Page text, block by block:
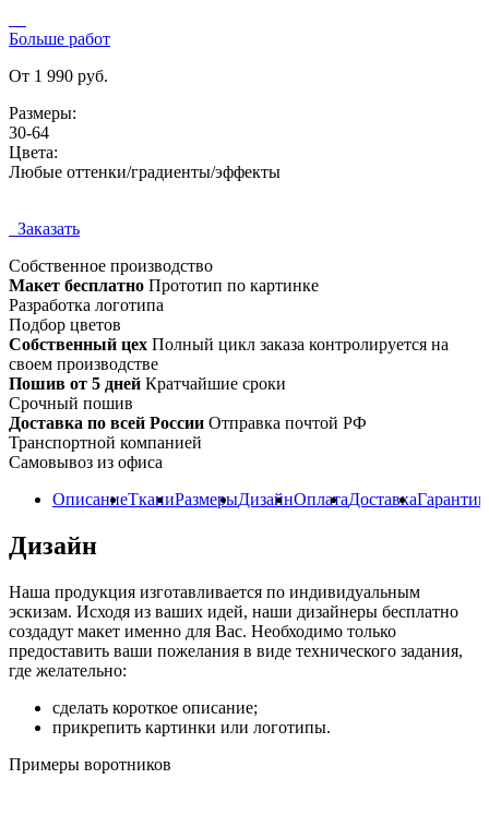
Больше работ
От 1 990 руб.
Размеры:
30-64
Цвета:
Любые оттенки/градиенты/эффекты
Заказать
Собственное производство
Макет бесплатно Прототип по картинке
Разработка логотипа
Подбор цветов
Собственный цех Полный цикл заказа контролируется на
своем производстве
Пошив от 5 дней Кратчайшие сроки
Срочный пошив
Доставка по всей России Отправка почтой РФ
Транспортной компанией
Самовывоз из офиса
ОписаниеТканиРазмерыДизайнОплатаДоставкаГарантии
Дизайн
Наша продукция изготавливается по индивидуальным
эскизам. Исходя из ваших идей, наши дизайнеры бесплатно
создадут макет именно для Вас. Необходимо только
предоставить ваши пожелания в виде технического задания,
где желательно:
сделать короткое описание;
прикрепить картинки или логотипы.
Примеры воротников